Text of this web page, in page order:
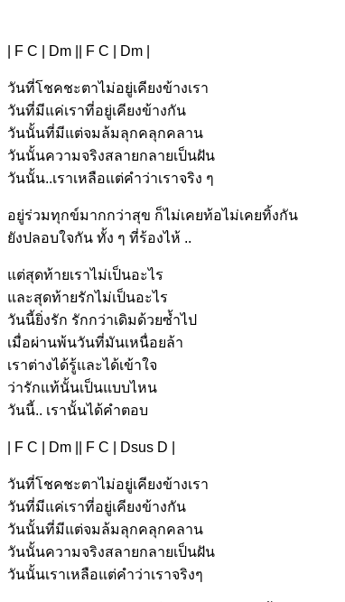
| F C | Dm || F C | Dm |
วันที่โชคชะตาไม่อยู่เคียงข้างเรา
วันที่มีแค่เราที่อยู่เคียงข้างกัน
วันนั้นที่มีแต่จมล้มลุกคลุกคลาน
วันนั้นความจริงสลายกลายเป็นฝัน
วันนั้น..เราเหลือแต่คำว่าเราจริง ๆ
อยู่ร่วมทุกข์มากกว่าสุข ก็ไม่เคยท้อไม่เคยทิ้งกัน
ยังปลอบใจกัน ทั้ง ๆ ที่ร้องไห้ ..
แต่สุดท้ายเราไม่เป็นอะไร
และสุดท้ายรักไม่เป็นอะไร
วันนี้ยิ่งรัก รักกว่าเดิมด้วยซ้ำไป
เมื่อผ่านพ้นวันที่มันเหนื่อยล้า
เราต่างได้รู้และได้เข้าใจ
ว่ารักแท้นั้นเป็นแบบไหน
วันนี้.. เรานั้นได้คำตอบ
| F C | Dm || F C | Dsus D |
วันที่โชคชะตาไม่อยู่เคียงข้างเรา
วันที่มีแค่เราที่อยู่เคียงข้างกัน
วันนั้นที่มีแต่จมล้มลุกคลุกคลาน
วันนั้นความจริงสลายกลายเป็นฝัน
วันนั้นเราเหลือแต่คำว่าเราจริงๆ